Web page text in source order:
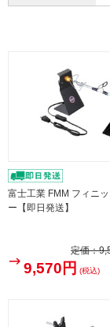
富士工業 FMM フィニ
ー【即日発送】
定価：
9,570円 (税込)